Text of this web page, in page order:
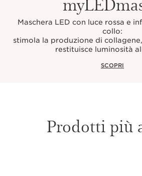
Maschera LED con luce rossa e
collo:
stimola la produzione di
restituisce luminosità
SCOPRI
Prodotti più